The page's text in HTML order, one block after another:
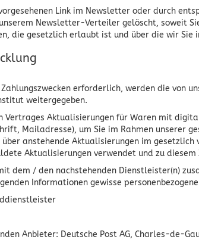
Link im Newsletter oder durch
Newsletter-Verteiler gelöscht, soweit
die gesetzlich erlaubt ist und über die wir Sie
erforderlich, werden die von
weitergegeben.
Vertrages Aktualisierungen für Waren mit
Mailadresse), um Sie im Rahmen unserer
anstehende Aktualisierungen im
Aktualisierungen verwendet und zu
dem / den nachstehenden Dienstleister(n)
Informationen gewisse
Anbieter: Deutsche Post AG, Charles-de-